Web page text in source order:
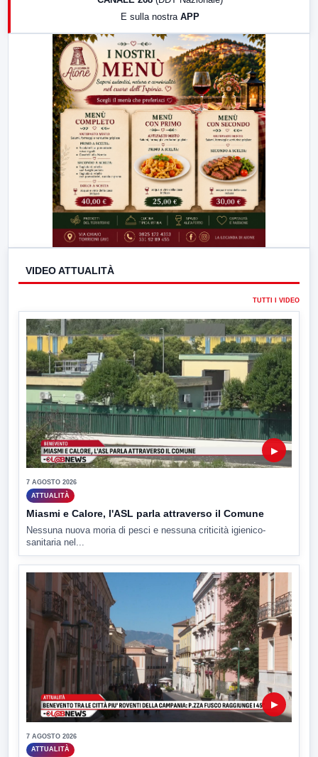
LabNews (replica)
E sulla nostra APP
VIDEO ATTUALITÀ
TUTTI I VIDEO
▶
7 AGOSTO 2026
ATTUALITÀ
Miasmi e Calore, l'ASL parla attraverso il Comune
Nessuna nuova moria di pesci e nessuna criticità igienico-
sanitaria nel...
▶
7 AGOSTO 2026
ATTUALITÀ